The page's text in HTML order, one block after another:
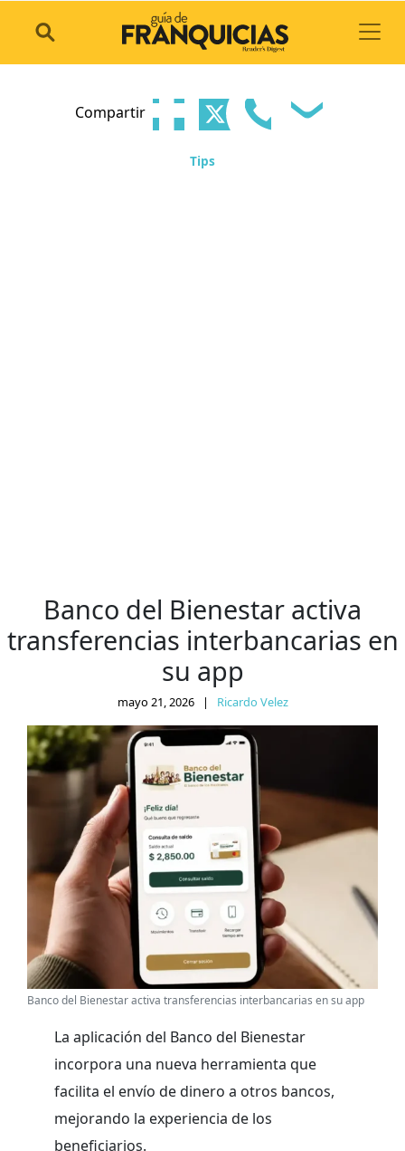
Compartir
Tips
Banco del Bienestar activa
transferencias interbancarias en
su app
mayo 21, 2026 | Ricardo Velez
Banco del Bienestar activa transferencias interbancarias en su app
La aplicación del Banco del Bienestar
incorpora una nueva herramienta que
facilita el envío de dinero a otros bancos,
mejorando la experiencia de los
beneficiarios.